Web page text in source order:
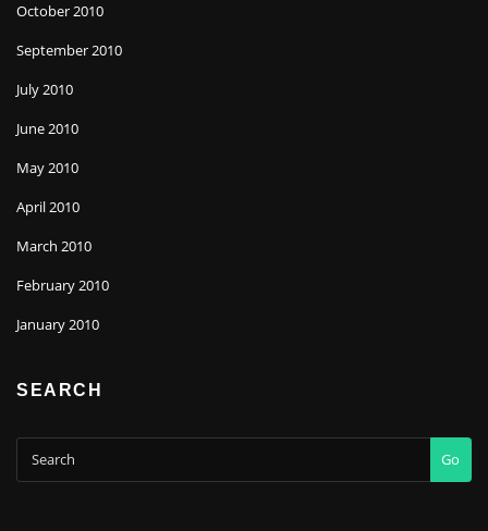
October 2010
September 2010
July 2010
June 2010
May 2010
April 2010
March 2010
February 2010
January 2010
SEARCH
Go